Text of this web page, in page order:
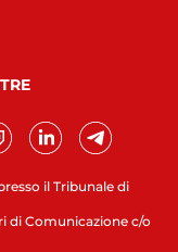
il Tribunale di
di Comunicazione c/o